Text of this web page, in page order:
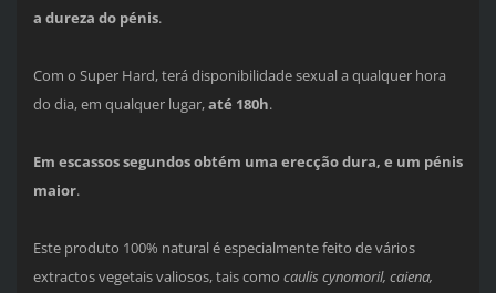
a dureza do pénis.
Com o Super Hard, terá disponibilidade sexual a qualquer hora
do dia, em qualquer lugar,até 180h.
Em escassos segundos obtém uma erecção dura, e um pénis
maior.
Este produto 100% natural é especialmente feito de vários
extractos vegetais valiosos, tais como caulis cynomoril, caiena,